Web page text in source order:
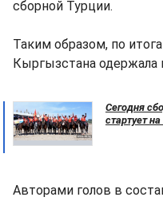
сборной Турции.
Таким образом, по
Кыргызстана одержала
Сегодня
стартует
Авторами голов в